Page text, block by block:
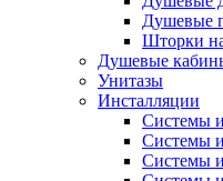
Душевые
Шторки
Душевые
Унитазы
Инсталляции
Системы
Системы
Системы